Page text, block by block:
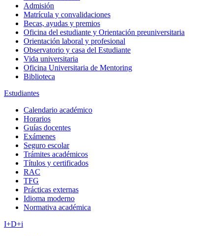
Admisión
Matrícula y convalidaciones
Becas, ayudas y premios
Oficina del estudiante y Orientación preuniversitaria
Orientación laboral y profesional
Observatorio y casa del Estudiante
Vida universitaria
Oficina Universitaria de Mentoring
Biblioteca
Estudiantes
Calendario académico
Horarios
Guías docentes
Exámenes
Seguro escolar
Trámites académicos
Títulos y certificados
RAC
TFG
Prácticas externas
Idioma moderno
Normativa académica
I+D+i